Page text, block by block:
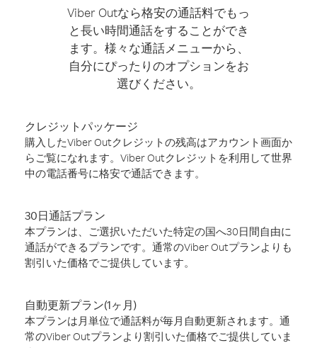
Viber Outなら格安の通話料でもっ
と長い時間通話をすることができ
ます。様々な通話メニューから、
自分にぴったりのオプションをお
選びください。
クレジットパッケージ
購入したViber Outクレジットの残高はアカウント画面か
らご覧になれます。Viber Outクレジットを利用して世界
中の電話番号に格安で通話できます。
30日通話プラン
本プランは、ご選択いただいた特定の国へ30日間自由に
通話ができるプランです。通常のViber Outプランよりも
割引いた価格でご提供しています。
自動更新プラン(1ヶ月)
本プランは月単位で通話料が毎月自動更新されます。通
常のViber Outプランより割引いた価格でご提供していま